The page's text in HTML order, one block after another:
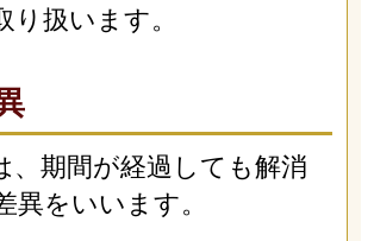
り扱います。
、期間が経過しても解消
異をいいます。